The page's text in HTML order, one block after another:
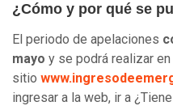
¿Cómo y por qué se
El periodo de apelaciones
mayo y se podrá realizar en
sitio
ingresar a la web, ir a